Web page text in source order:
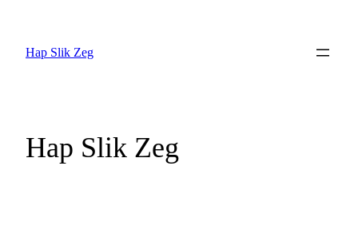
Hap Slik Zeg
Hap Slik Zeg